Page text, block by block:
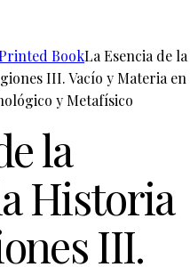
Printed BookLa Esencia de la
III. Vacío y Materia en
y Metafísico
la
Historia
III.